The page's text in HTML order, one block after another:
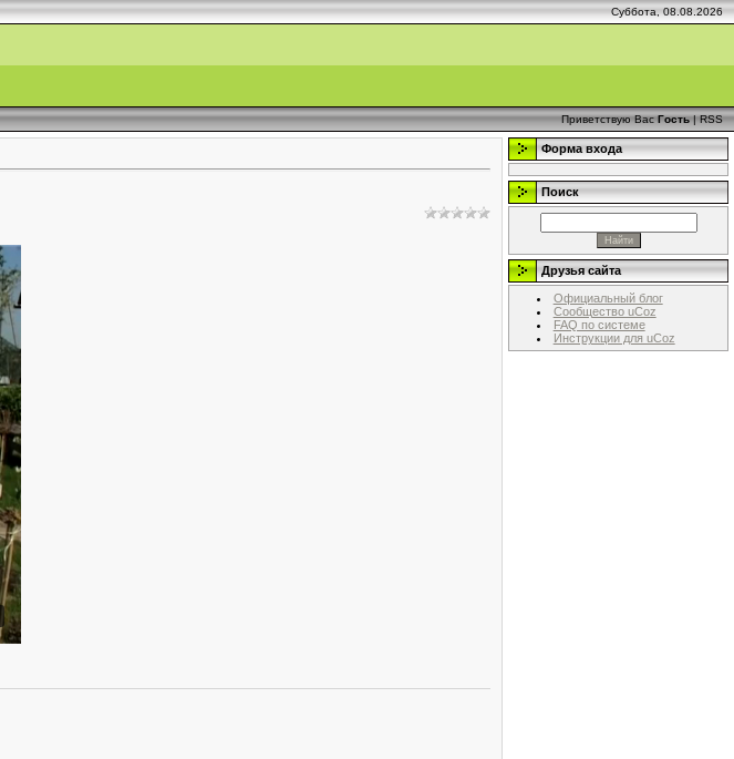
Суббота, 08.08.2026
Приветствую Вас Гость|RSS
Форма входа
Поиск
Друзья сайта
Официальный блог
Сообщество uCoz
FAQ по системе
Инструкции для uCoz